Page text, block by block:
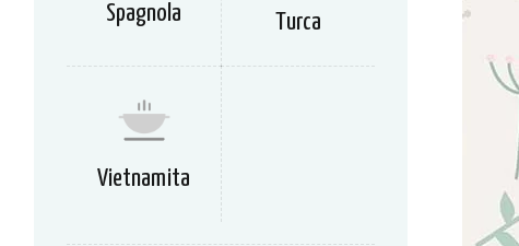
Spagnola Turca
Vietnamita